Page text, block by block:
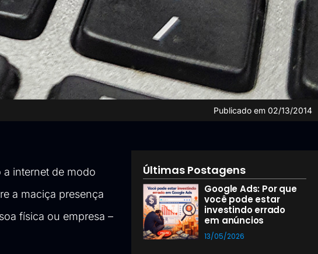
Publicado em 02/13/2014
a internet de modo
a maciça presença
física ou empresa –
Últimas Postagens
Google Ads: Por que
você pode estar
investindo errado
em anúncios
13/05/2026